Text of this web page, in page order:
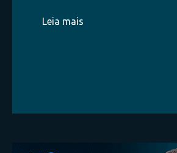
Leia mais